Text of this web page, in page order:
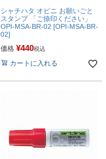
シャチハタ オピニ お願いごと
スタンプ 「ご捺印ください」
OPI-MSA-BR-02 [OPI-MSA-BR-
02]
価格 ¥440税込
カートに入れる